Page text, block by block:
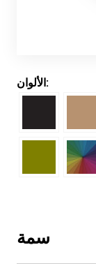
الألوان:
سمة